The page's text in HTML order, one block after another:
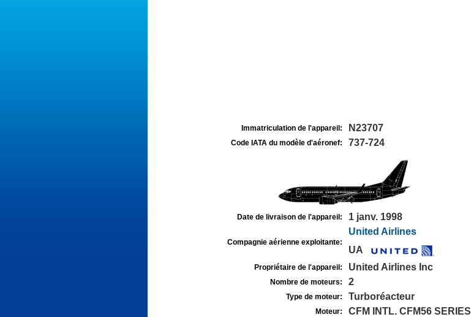
Immatriculation de l'appareil: N23707
Code IATA du modèle d'aéronef: 737-724
Date de livraison de l'appareil: 1 janv. 1998
Compagnie aérienne exploitante:
United Airlines
UA
Propriétaire de l'appareil: United Airlines Inc
Nombre de moteurs: 2
Type de moteur: Turboréacteur
Moteur: CFM INTL. CFM56 SERIES